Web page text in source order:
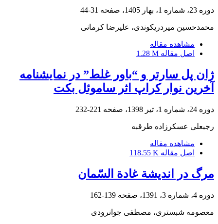
دوره 23، شماره 1، بهار 1405، صفحه 31-44
محمدحسین میردریکوندی، علیرضا کرمانی
مشاهده مقاله
اصل مقاله 1.28 M
ژان پل سارتر و “باور غلط” در نمایشنامه
آخرین نوار کراپ اثر ساموئل بکت
دوره 24، شماره 1، تیر 1398، صفحه 221-232
رجبعلی عسکرزاده طرقبه
مشاهده مقاله
اصل مقاله 118.55 K
مرگ در اندیشة غادة السّمان
دوره 4، شماره 3، 1391، صفحه 139-162
معصومه شبستری، مصطفی جوانرودی